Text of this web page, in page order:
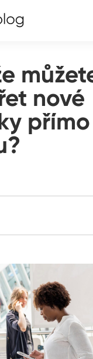
nové